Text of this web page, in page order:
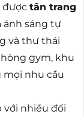
được tân trang
ánh sáng tự
và thư thái
gym, khu
mọi nhu cầu
với nhiều đối